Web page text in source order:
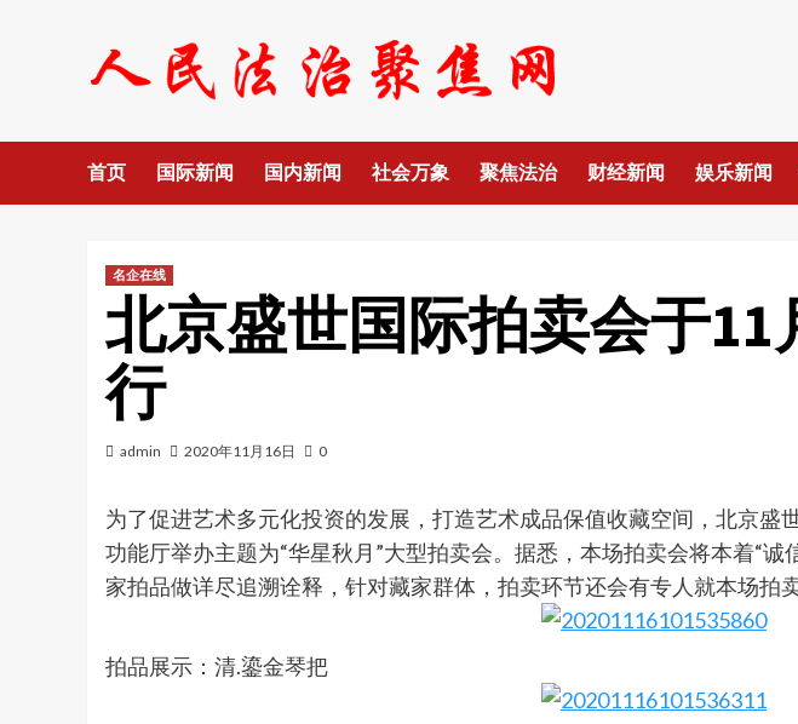
首页 国际新闻 国内新闻 社会万象 聚焦法治 财经新闻 娱乐新闻
名企在线
北京盛世国际拍卖会于
行
admin 2020年11月16日 0
为了促进艺术多元化投资的发展，打造艺术成品保值收藏空间，北京
功能厅举办主题为“华星秋月”大型拍卖会。据悉，本场拍卖会将本着“
家拍品做详尽追溯诠释，针对藏家群体，拍卖环节还会有专人就本场拍
拍品展示：清.鎏金琴把